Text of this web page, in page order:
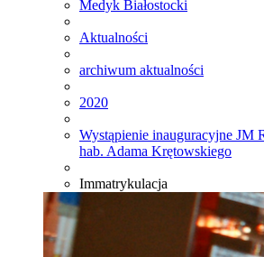
Medyk Białostocki
Aktualności
archiwum aktualności
2020
Wystąpienie inauguracyjne JM
hab. Adama Krętowskiego
Immatrykulacja